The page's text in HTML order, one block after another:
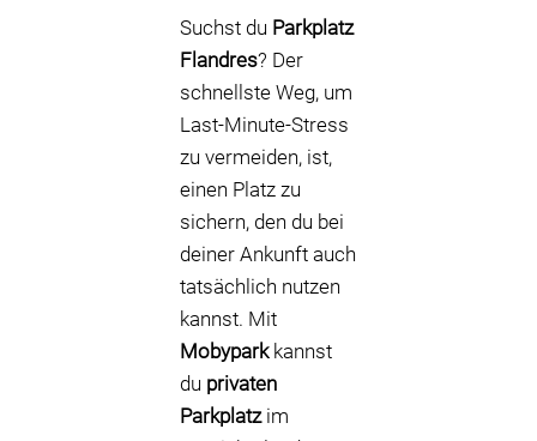
Suchst du Parkplatz
Flandres? Der
schnellste Weg, um
Last-Minute-Stress
zu vermeiden, ist,
einen Platz zu
sichern, den du bei
deiner Ankunft auch
tatsächlich nutzen
kannst. Mit
Mobyparkkannst
du privaten
Parkplatzim